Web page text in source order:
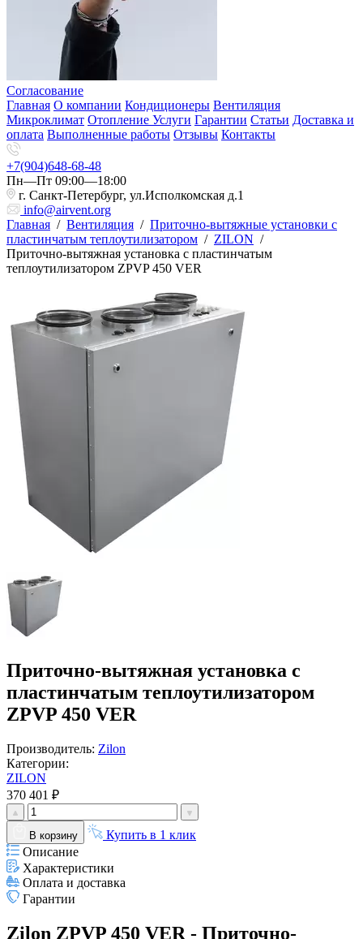
Согласование
Главная О компании Кондиционеры Вентиляция
Микроклимат Отопление Услуги Гарантии Статьи Доставка и
оплата Выполненные работы Отзывы Контакты
+7(904)648-68-48
Пн—Пт 09:00—18:00
г. Санкт-Петербург, ул.Исполкомская д.1
info@airvent.org
Главная / Вентиляция / Приточно-вытяжные установки с
пластинчатым теплоутилизатором / ZILON /
Приточно-вытяжная установка с пластинчатым
теплоутилизатором ZPVP 450 VER
Приточно-вытяжная установка с
пластинчатым теплоутилизатором
ZPVP 450 VER
Производитель: Zilon
Категории:
ZILON
370 401 ₽
В корзину
Купить в 1 клик
Описание
Характеристики
Оплата и доставка
Гарантии
Zilon ZPVP 450 VER - Приточно-